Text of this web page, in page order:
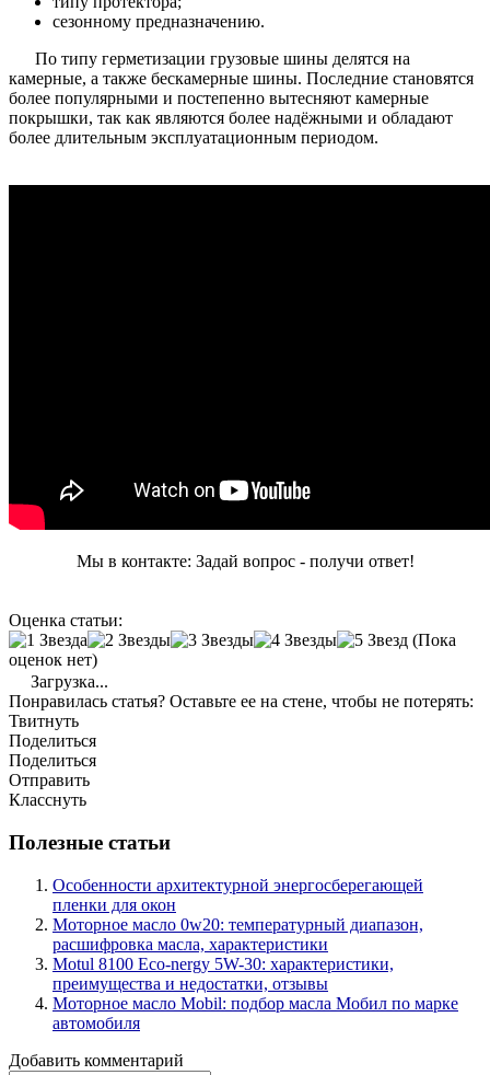
сезонному предназначению.
По типу герметизации грузовые шины делятся на
камерные, а также бескамерные шины. Последние становятся
более популярными и постепенно вытесняют камерные
покрышки, так как являются более надёжными и обладают
более длительным эксплуатационным периодом.
Мы в контакте: Задай вопрос - получи ответ!
Оценка статьи:
(Пока
оценок нет)
Загрузка...
Понравилась статья? Оставьте ее на стене, чтобы не потерять:
Твитнуть
Поделиться
Поделиться
Отправить
Класснуть
Полезные статьи
Особенности архитектурной энергосберегающей
пленки для окон
Моторное масло 0w20: температурный диапазон,
расшифровка масла, характеристики
Motul 8100 Eco-nergy 5W-30: характеристики,
преимущества и недостатки, отзывы
Моторное масло Mobil: подбор масла Мобил по марке
автомобиля
Добавить комментарий